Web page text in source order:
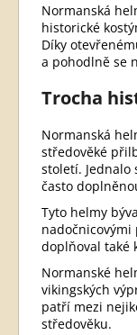
Normanská
historické
Díky
a pohodlně se
Trocha
Normanská
středověké
století. Jednalo
často
Tyto helmy
nadočnicovými
doplňoval také
Normanské
vikingských
patří mezi
středověku.